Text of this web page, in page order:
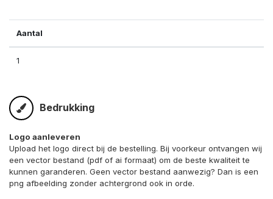
Aantal
1
Bedrukking
Logo aanleveren
Upload het logo direct bij de bestelling. Bij voorkeur ontvangen wij
een vector bestand (pdf of ai formaat) om de beste kwaliteit te
kunnen garanderen. Geen vector bestand aanwezig? Dan is een
png afbeelding zonder achtergrond ook in orde.